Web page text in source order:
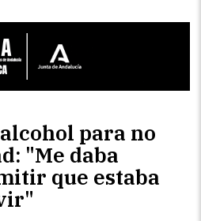
para no
"Me daba
que estaba